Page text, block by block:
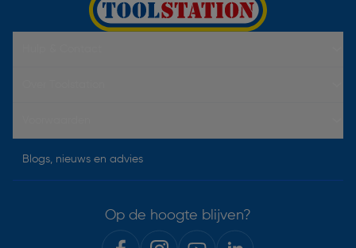
Blogs, nieuws en advies
Op de hoogte blijven?